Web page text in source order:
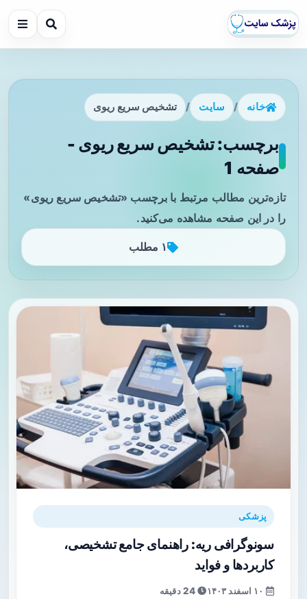
خانه / سایت / تشخیص سریع ریوی
برچسب: تشخیص سریع ریوی -
صفحه 1
تازه‌ترین مطالب مرتبط با برچسب «تشخیص سریع ریوی»
را در این صفحه مشاهده می‌کنید.
۱ مطلب
پزشکی
سونوگرافی ریه: راهنمای جامع تشخیصی،
کاربردها و فواید
24 دقیقه